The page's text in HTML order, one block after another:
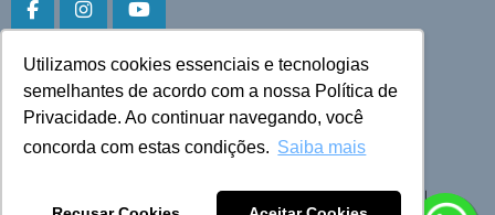
Utilizamos cookies essenciais e tecnologias
semelhantes de acordo com a nossa Política de
Privacidade. Ao continuar navegando, você
concorda com estas condições. Saiba mais
Faça download do aplicativo
Play Store e App Store
Todos os direitos reservados © 2026 Cruzeiro do Sul